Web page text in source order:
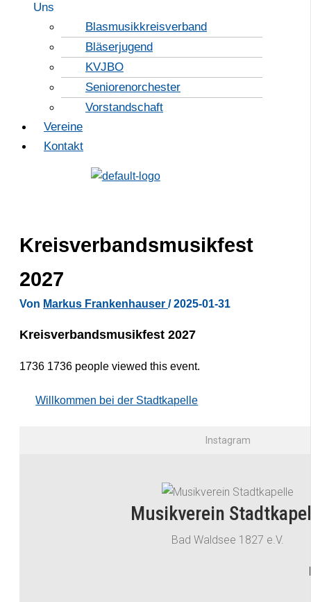
Uns
Blasmusikkreisverband
Bläserjugend
KVJBO
Seniorenorchester
Vorstandschaft
Vereine
Kontakt
Kreisverbandsmusikfest
2027
Von Markus Frankenhauser /2025-01-31
Kreisverbandsmusikfest 2027
1736 1736 people viewed this event.
Willkommen bei der Stadtkapelle